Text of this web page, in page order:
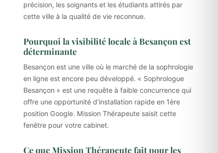
précision, les soignants et les étudiants attirés par
cette ville à la qualité de vie reconnue.
Pourquoi la visibilité locale à Besançon est
déterminante
Besançon est une ville où le marché de la sophrologie
en ligne est encore peu développé. « Sophrologue
Besançon » est une requête à faible concurrence qui
offre une opportunité d'installation rapide en 1ère
position Google. Mission Thérapeute saisit cette
fenêtre pour votre cabinet.
Ce que Mission Thérapeute fait pour les